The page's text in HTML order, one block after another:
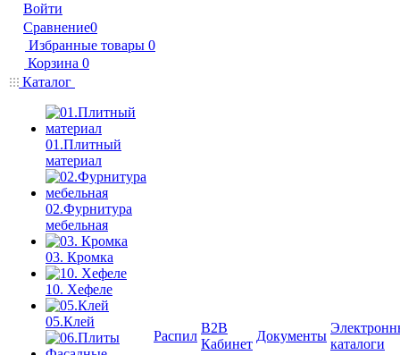
Войти
Сравнение0
Избранные товары 0
Корзина 0
Каталог
01.Плитный
материал
02.Фурнитура
мебельная
03. Кромка
10. Хефеле
05.Клей
Распил
B2B
Кабинет
Документы
каталоги